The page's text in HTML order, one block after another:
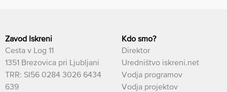
Zavod Iskreni
Cesta v Log 11
1351 Brezovica pri Ljubljani
TRR: SI56 0284 3026 6434
639
Kdo smo?
Direktor
Uredništvo iskreni.net
Vodja programov
Vodja projektov